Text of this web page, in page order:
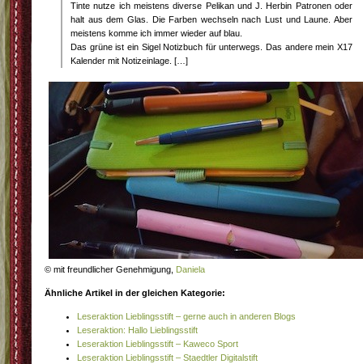
Tinte nutze ich meistens diverse Pelikan und J. Herbin Patronen oder
halt aus dem Glas. Die Farben wechseln nach Lust und Laune. Aber
meistens komme ich immer wieder auf blau.
Das grüne ist ein Sigel Notizbuch für unterwegs. Das andere mein X17
Kalender mit Notizeinlage. […]
© mit freundlicher Genehmigung, Daniela
Ähnliche Artikel in der gleichen Kategorie:
Leseraktion Lieblingsstift – gerne auch in anderen Blogs
Leseraktion: Hallo Lieblingsstift
Leseraktion Lieblingsstift – Kaweco Sport
Leseraktion Lieblingsstift – Staedtler Digitalstift